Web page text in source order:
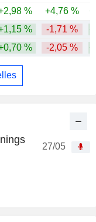
27/05
% +4,76 %
% -1,71 %
% -2,05 %